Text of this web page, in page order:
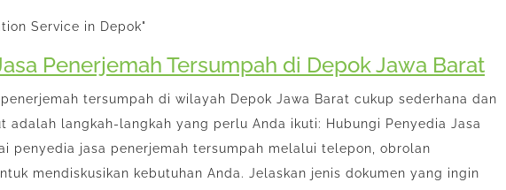
Service in Depok"
Penerjemah Tersumpah di Depok Jawa Barat
tersumpah di wilayah Depok Jawa Barat cukup sederhana dan
adalah langkah-langkah yang perlu Anda ikuti: Hubungi Penyedia Jasa
penyedia jasa penerjemah tersumpah melalui telepon, obrolan
mendiskusikan kebutuhan Anda. Jelaskan jenis dokumen yang ingin